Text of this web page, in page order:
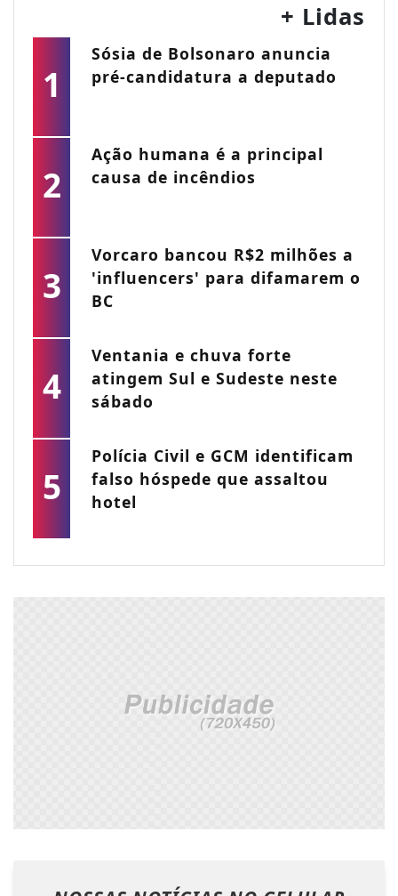
+ Lidas
1
Sósia de Bolsonaro anuncia
pré-candidatura a deputado
2
Ação humana é a principal
causa de incêndios
3
Vorcaro bancou R$2 milhões a
'influencers' para difamarem o
BC
4
Ventania e chuva forte
atingem Sul e Sudeste neste
sábado
5
Polícia Civil e GCM identificam
falso hóspede que assaltou
hotel